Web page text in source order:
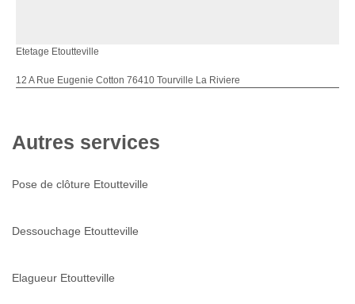
Etetage Etoutteville
12 A Rue Eugenie Cotton 76410 Tourville La Riviere
Autres services
Pose de clôture Etoutteville
Dessouchage Etoutteville
Elagueur Etoutteville